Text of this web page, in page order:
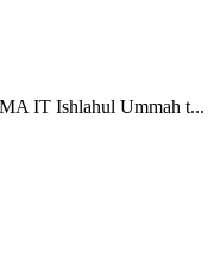
IT Ishlahul Ummah t...